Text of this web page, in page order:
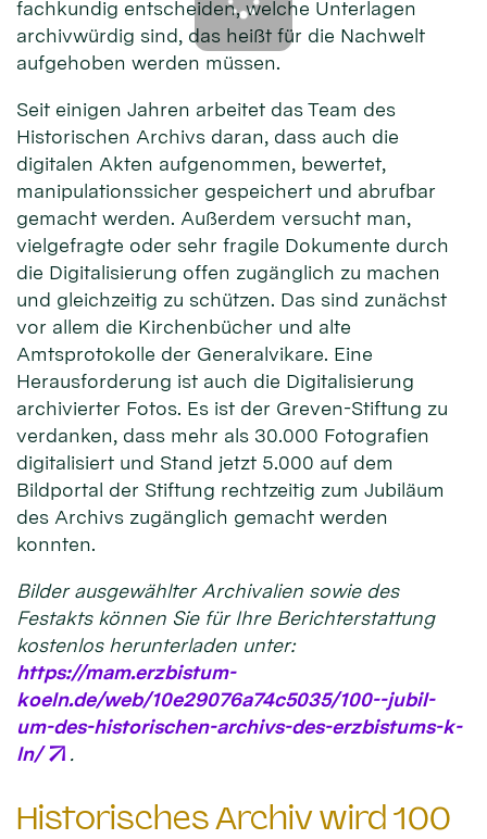
fachkundig entscheiden, welche Unterlagen
archivwürdig sind, das heißt für die Nachwelt
aufgehoben werden müssen.
Seit einigen Jahren arbeitet das Team des
Historischen Archivs daran, dass auch die
digitalen Akten aufgenommen, bewertet,
manipulationssicher gespeichert und abrufbar
gemacht werden. Außerdem versucht man,
vielgefragte oder sehr fragile Dokumente durch
die Digitalisierung offen zugänglich zu machen
und gleichzeitig zu schützen. Das sind zunächst
vor allem die Kirchenbücher und alte
Amtsprotokolle der Generalvikare. Eine
Herausforderung ist auch die Digitalisierung
archivierter Fotos. Es ist der Greven-Stiftung zu
verdanken, dass mehr als 30.000 Fotografien
digitalisiert und Stand jetzt 5.000 auf dem
Bildportal der Stiftung rechtzeitig zum Jubiläum
des Archivs zugänglich gemacht werden
konnten.
Bilder ausgewählter Archivalien sowie des
Festakts können Sie für Ihre Berichterstattung
kostenlos herunterladen unter:
https://mam.erzbistum-
koeln.de/web/10e29076a74c5035/100--jubil-
um-des-historischen-archivs-des-erzbistums-k-
ln/
.
Historisches Archiv wird 100